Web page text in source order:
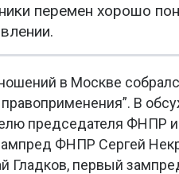
перемен хорошо
в Москве
В
председателя ФНПР
ФНПР Сергей
Гладков, первый